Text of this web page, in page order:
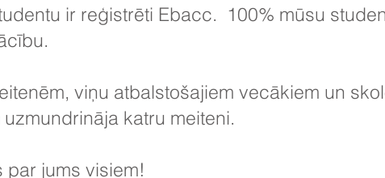
ir reģistrēti Ebacc. 100% mūsu
viņu atbalstošajiem vecākiem un
katru meiteni.
par jums visiem!